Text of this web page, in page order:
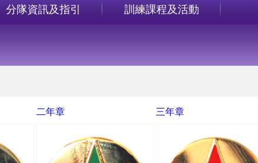
分隊資訊及指引 訓練課程及活動
二年章 三年章